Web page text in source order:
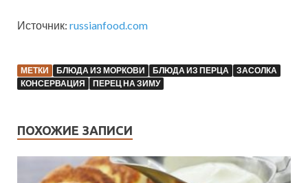
Источник: russianfood.com
МЕТКИ БЛЮДА ИЗ МОРКОВИ БЛЮДА ИЗ ПЕРЦА
ЗАСОЛКА
КОНСЕРВАЦИЯ
ПЕРЕЦ НА ЗИМУ
ПОХОЖИЕ ЗАПИСИ